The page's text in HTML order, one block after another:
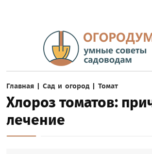
Главная |Сад и огород |Томат
Хлороз томатов:
лечение